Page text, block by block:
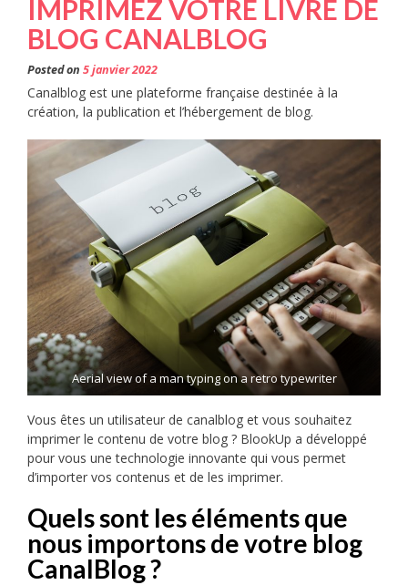
IMPRIMEZ VOTRE LIVRE DE
BLOG CANALBLOG
Posted on 5 janvier 2022
Canalblog est une plateforme française destinée à la
création, la publication et l’hébergement de blog.
Aerial view of a man typing on a retro typewriter
Vous êtes un utilisateur de canalblog et vous souhaitez
imprimer le contenu de votre blog ? BlookUp a développé
pour vous une technologie innovante qui vous permet
d’importer vos contenus et de les imprimer.
Quels sont les éléments que
nous importons de votre blog
CanalBlog ?